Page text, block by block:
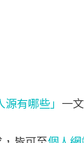
有哪些」 一